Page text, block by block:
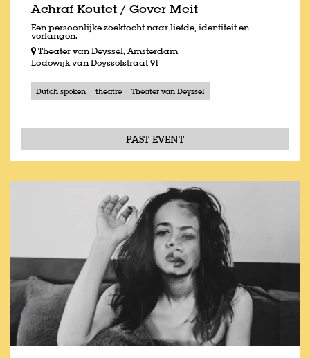
Achraf Koutet / Gover Meit
Een persoonlijke zoektocht naar liefde, identiteit en
verlangen.
Theater van Deyssel, Amsterdam
Lodewijk van Deysselstraat 91
Dutch spoken theatre Theater van Deyssel
PAST EVENT